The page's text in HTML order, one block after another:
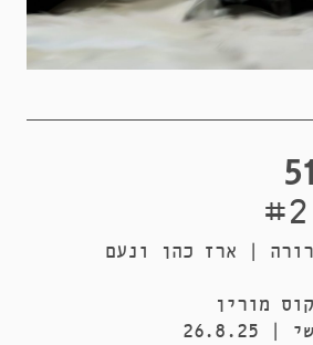
| ארז כהן ונעם
מורין